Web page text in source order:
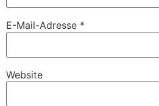
E-Mail-Adresse *
Website